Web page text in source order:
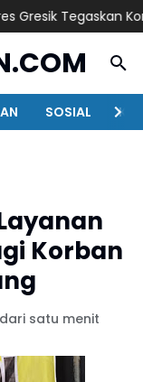
Tegaskan
SOSIAL
Korban
satu menit